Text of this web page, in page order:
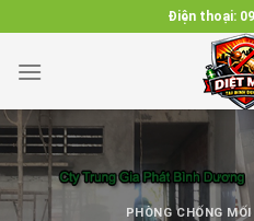
to
content
Điện thoại:
PHÒNG CHỐNG